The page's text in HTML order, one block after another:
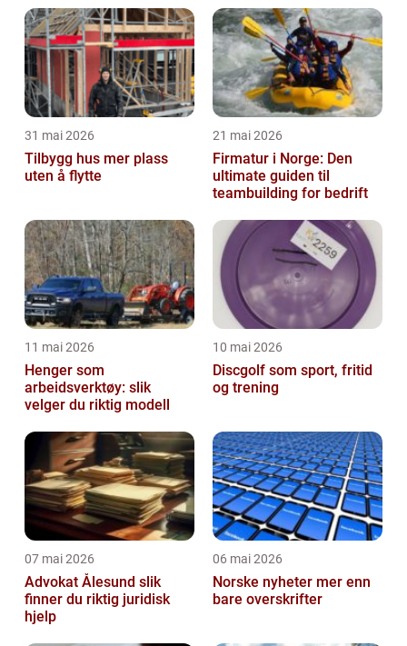
31 mai 2026
Tilbygg hus mer plass
uten å flytte
21 mai 2026
Firmatur i Norge: Den
ultimate guiden til
teambuilding for bedrift
11 mai 2026
Henger som
arbeidsverktøy: slik
velger du riktig modell
10 mai 2026
Discgolf som sport, fritid
og trening
07 mai 2026
Advokat Ålesund slik
finner du riktig juridisk
hjelp
06 mai 2026
Norske nyheter mer enn
bare overskrifter